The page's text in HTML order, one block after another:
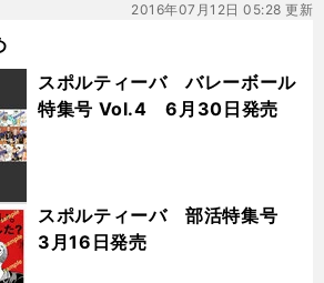
2016年07月12日 05:28 更新
スポルティーバ バレーボール
特集号 Vol.4 6月30日発売
スポルティーバ 部活特集号
3月16日発売